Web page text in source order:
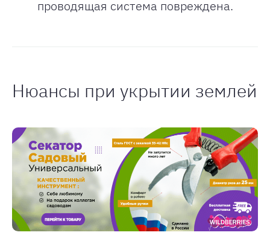
проводящая система повреждена.
Нюансы при укрытии землей